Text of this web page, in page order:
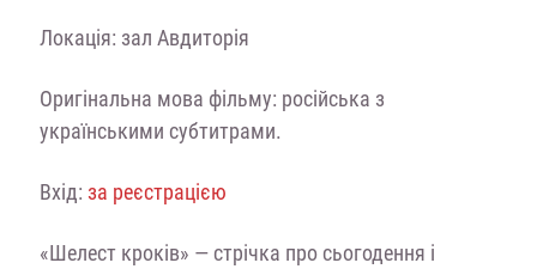
Локація: зал Авдиторія
Оригінальна мова фільму: російська з
українськими субтитрами.
Вхід: за реєстрацією
«Шелест кроків» — стрічка про сьогодення і